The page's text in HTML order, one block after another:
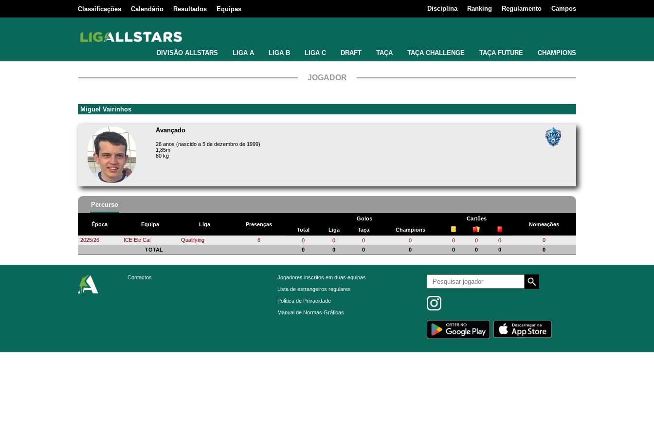
Classificações Calendário Resultados Equipas Disciplina Ranking Regulamento Campos
DIVISÃO ALLSTARS LIGA A LIGA B LIGA C DRAFT TAÇA TAÇA CHALLENGE TAÇA FUTURE CHAMPIONS
JOGADOR
Miguel Vairinhos
Avançado
26 anos (nascido a 5 de dezembro de 1999)
1,85m
80 kg
Percurso
Época Equipa Liga Presenças
Golos
Cartões
Nomeações
Total
Liga Taça
Champions
2025/26
ICE Ele Cai Qualifying 6 0 0 0 0 0 0 0
0
TOTAL
0 0 0 0 0 0 0 0
Contactos
Jogadores inscritos em duas equipas
Lista de estrangeiros regulares
Política de Privacidade
Manual de Normas Gráficas